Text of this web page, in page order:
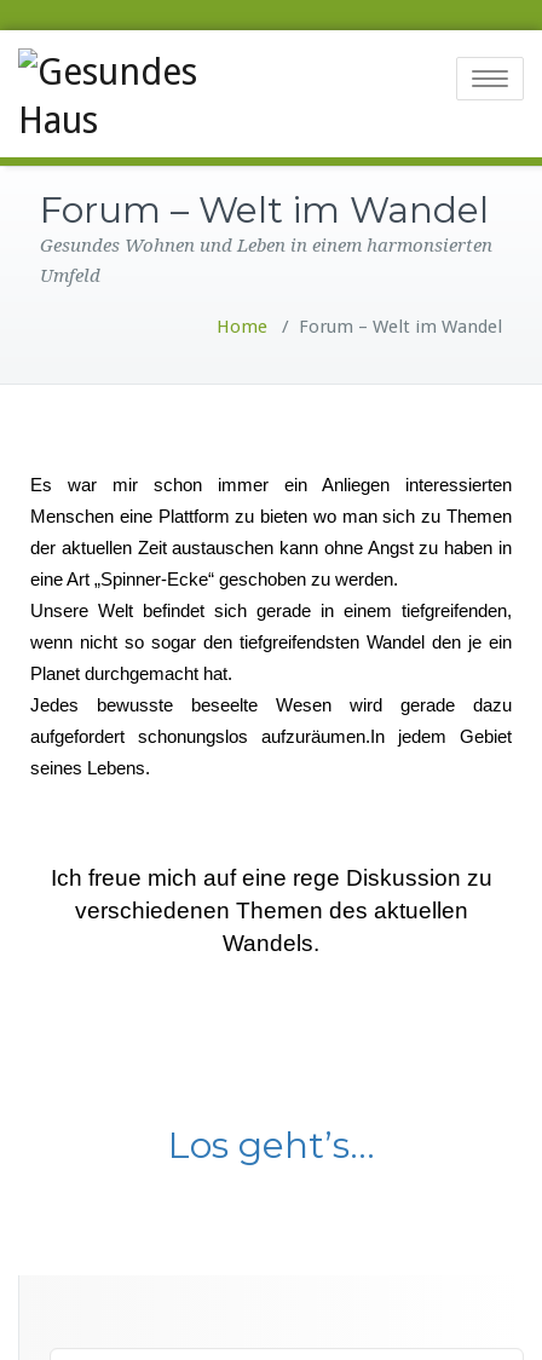
Toggle
Forum – Welt im Wandel
Gesundes Wohnen und Leben in einem harmonsierten
Umfeld
Home / Forum – Welt im Wandel
Es war mir schon immer ein Anliegen interessierten
Menschen eine Plattform zu bieten wo man sich zu Themen
der aktuellen Zeit austauschen kann ohne Angst zu haben in
eine Art „Spinner-Ecke“ geschoben zu werden.
Unsere Welt befindet sich gerade in einem tiefgreifenden,
wenn nicht so sogar den tiefgreifendsten Wandel den je ein
Planet durchgemacht hat.
Jedes bewusste beseelte Wesen wird gerade dazu
aufgefordert schonungslos aufzuräumen.In jedem Gebiet
seines Lebens.
Ich freue mich auf eine rege Diskussion zu
verschiedenen Themen des aktuellen
Wandels.
Los geht’s…